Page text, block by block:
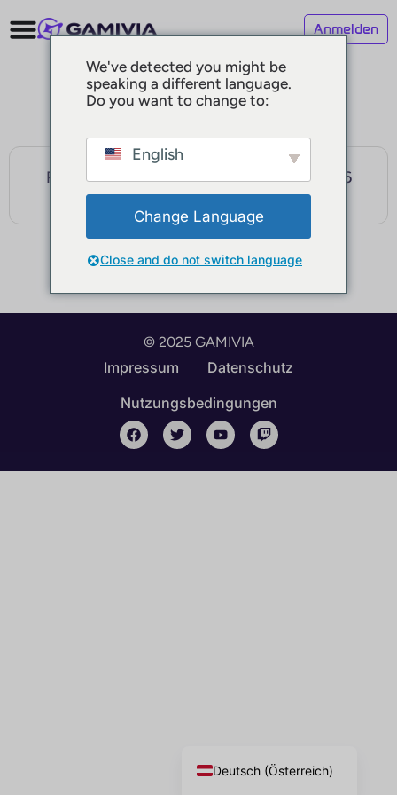
Anmelden
Registrierungen sind erst ab dem 17.6.2026
möglich
© 2025 GAMIVIA
Impressum
Datenschutz
Nutzungsbedingungen
We've detected you might be
speaking a different language.
Do you want to change to:
English
Change Language
Close and do not switch language
Deutsch (Österreich)